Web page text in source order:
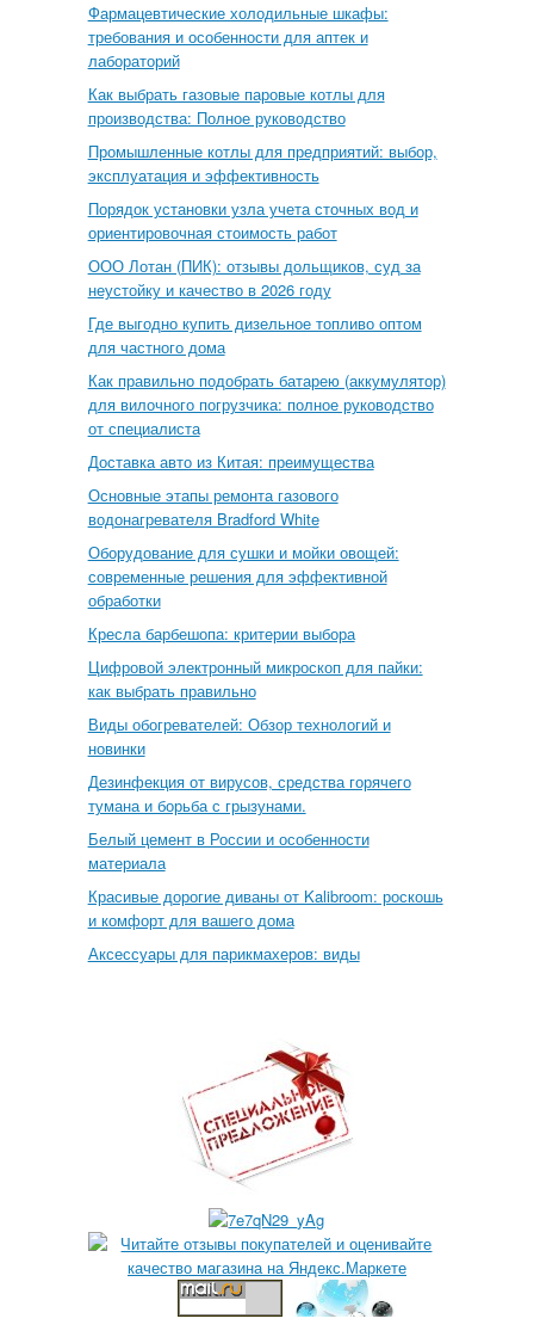
Фармацевтические холодильные шкафы:
требования и особенности для аптек и
лабораторий
Как выбрать газовые паровые котлы для
производства: Полное руководство
Промышленные котлы для предприятий: выбор,
эксплуатация и эффективность
Порядок установки узла учета сточных вод и
ориентировочная стоимость работ
ООО Лотан (ПИК): отзывы дольщиков, суд за
неустойку и качество в 2026 году
Где выгодно купить дизельное топливо оптом
для частного дома
Как правильно подобрать батарею (аккумулятор)
для вилочного погрузчика: полное руководство
от специалиста
Доставка авто из Китая: преимущества
Основные этапы ремонта газового
водонагревателя Bradford White
Оборудование для сушки и мойки овощей:
современные решения для эффективной
обработки
Кресла барбешопа: критерии выбора
Цифровой электронный микроскоп для пайки:
как выбрать правильно
Виды обогревателей: Обзор технологий и
новинки
Дезинфекция от вирусов, средства горячего
тумана и борьба с грызунами.
Белый цемент в России и особенности
материала
Красивые дорогие диваны от Kalibroom: роскошь
и комфорт для вашего дома
Аксессуары для парикмахеров: виды